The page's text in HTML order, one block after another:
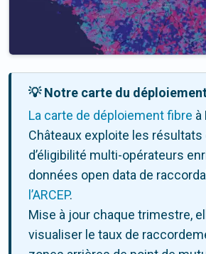
💡 Notre carte du
La carte de déploiement fibre à
Châteaux exploite les
d’éligibilité multi-opérateurs
données open data de
l’ARCEP.
Mise à jour chaque trimestre,
visualiser le taux de